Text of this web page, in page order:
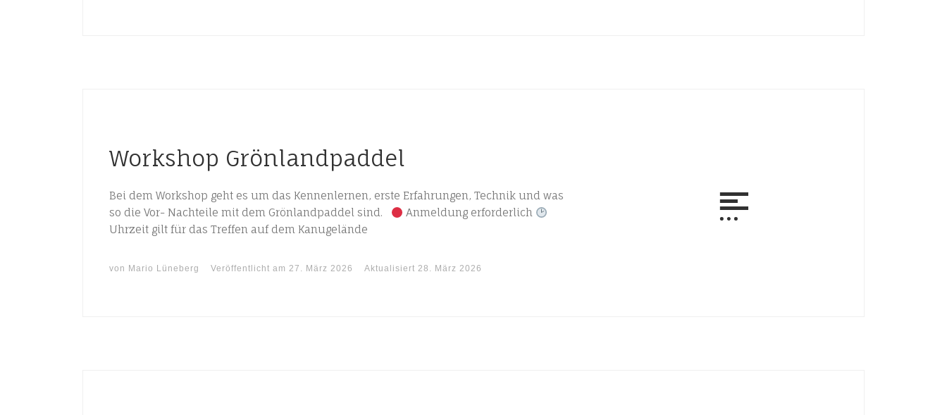
Workshop Grönlandpaddel
Bei dem Workshop geht es um das Kennenlernen, erste Erfahrungen, Technik und was
so die Vor- Nachteile mit dem Grönlandpaddel sind.
Anmeldung erforderlich
Uhrzeit gilt für das Treffen auf dem Kanugelände
von Mario Lüneberg Veröffentlicht am 27. März 2026 Aktualisiert 28. März 2026